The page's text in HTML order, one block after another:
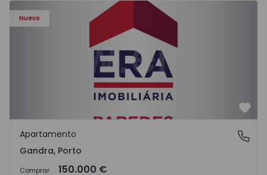
Nuevo
Apartamento T0 Paredes, Gandra - 1575265 - 1
Gandra, Porto
Apartamento
Gandra, Porto
Comprar 150.000 €